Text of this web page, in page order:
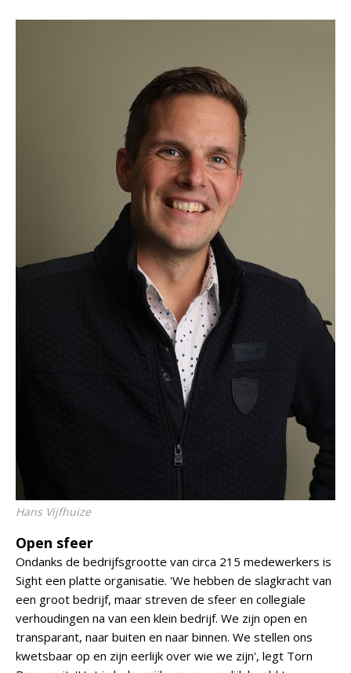
Hans Vijfhuize
Open sfeer
Ondanks de bedrijfsgrootte van circa 215 medewerkers is
Sight een platte organisatie. 'We hebben de slagkracht van
een groot bedrijf, maar streven de sfeer en collegiale
verhoudingen na van een klein bedrijf. We zijn open en
transparant, naar buiten en naar binnen. We stellen ons
kwetsbaar op en zijn eerlijk over wie we zijn', legt Torn